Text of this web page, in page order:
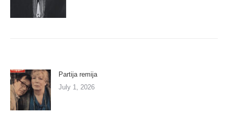
Partija remija
July 1, 2026